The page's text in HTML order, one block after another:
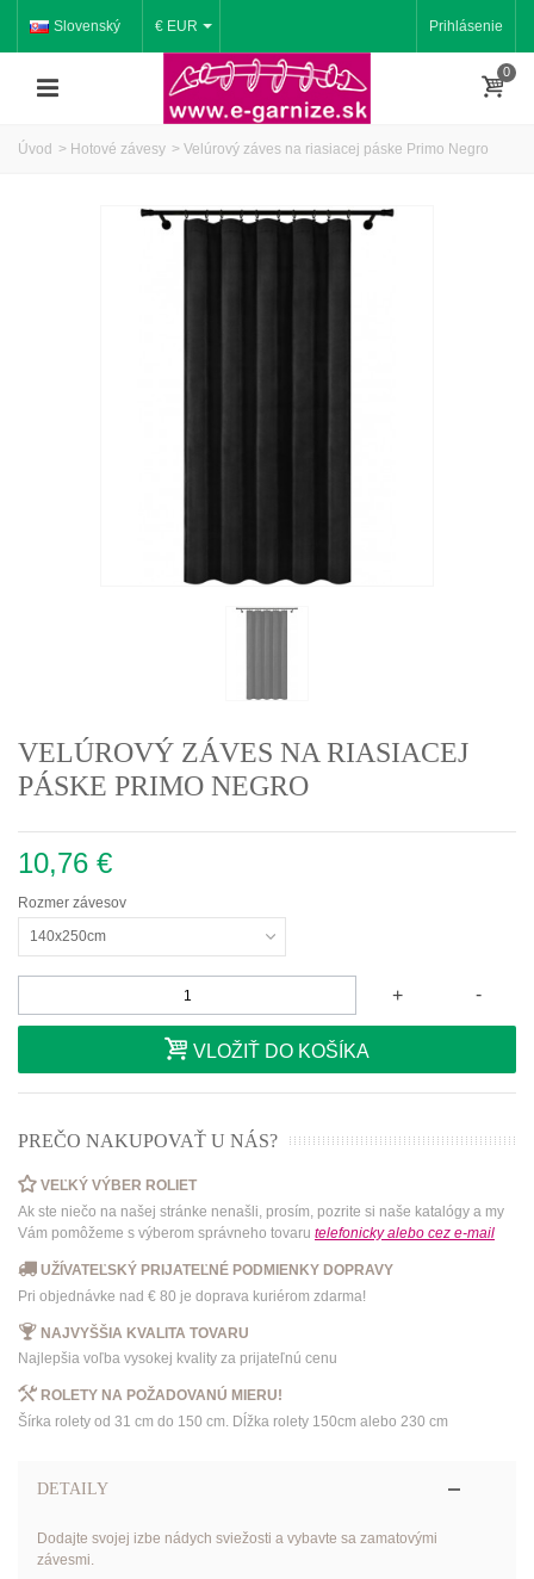
Slovenský Prihlásenie
€ EUR
0
Úvod > Hotové závesy > Velúrový záves na riasiacej páske Primo Negro
VELÚROVÝ ZÁVES NA RIASIACEJ
PÁSKE PRIMO NEGRO
10,76 €
Rozmer závesov
140x250cm
-
+
VLOŽIŤ DO KOŠÍKA
PREČO NAKUPOVAŤ U NÁS?
VEĽKÝ VÝBER ROLIET
Ak ste niečo na našej stránke nenašli, prosím, pozrite si naše katalógy a my
Vám pomôžeme s výberom správneho tovaru telefonicky alebo cez e-mail
UŽÍVATEĽSKÝ PRIJATEĽNÉ PODMIENKY DOPRAVY
Pri objednávke nad € 80 je doprava kuriérom zdarma!
NAJVYŠŠIA KVALITA TOVARU
Najlepšia voľba vysokej kvality za prijateľnú cenu
ROLETY NA POŽADOVANÚ MIERU!
Šírka rolety od 31 cm do 150 cm. Dĺžka rolety 150cm alebo 230 cm
DETAILY
Dodajte svojej izbe nádych sviežosti a vybavte sa zamatovými
závesmi.